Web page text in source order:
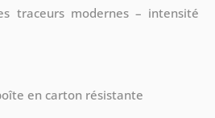
traceurs modernes – intensité
en carton résistante